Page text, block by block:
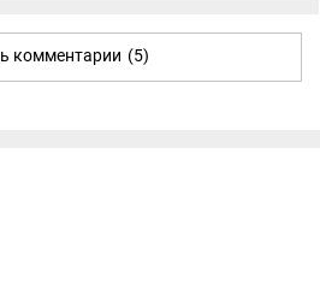
комментарии (5)